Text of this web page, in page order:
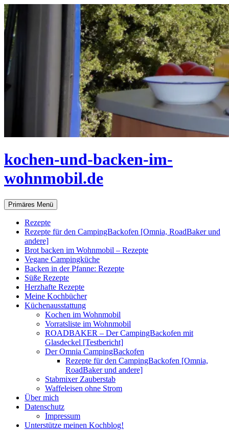
Zum
Inhalt
springen
kochen-und-backen-im-
wohnmobil.de
Suchen
Primäres Menü
Rezepte
Rezepte für den CampingBackofen [Omnia, RoadBaker und
andere]
Brot backen im Wohnmobil – Rezepte
Vegane Campingküche
Backen in der Pfanne: Rezepte
Süße Rezepte
Herzhafte Rezepte
Meine Kochbücher
Küchenausstattung
Kochen im Wohnmobil
Vorratsliste im Wohnmobil
ROADBAKER – Der CampingBackofen mit
Glasdeckel [Testbericht]
Der Omnia CampingBackofen
Rezepte für den CampingBackofen [Omnia,
RoadBaker und andere]
Stabmixer Zauberstab
Waffeleisen ohne Strom
Über mich
Datenschutz
Impressum
Unterstütze meinen Kochblog!